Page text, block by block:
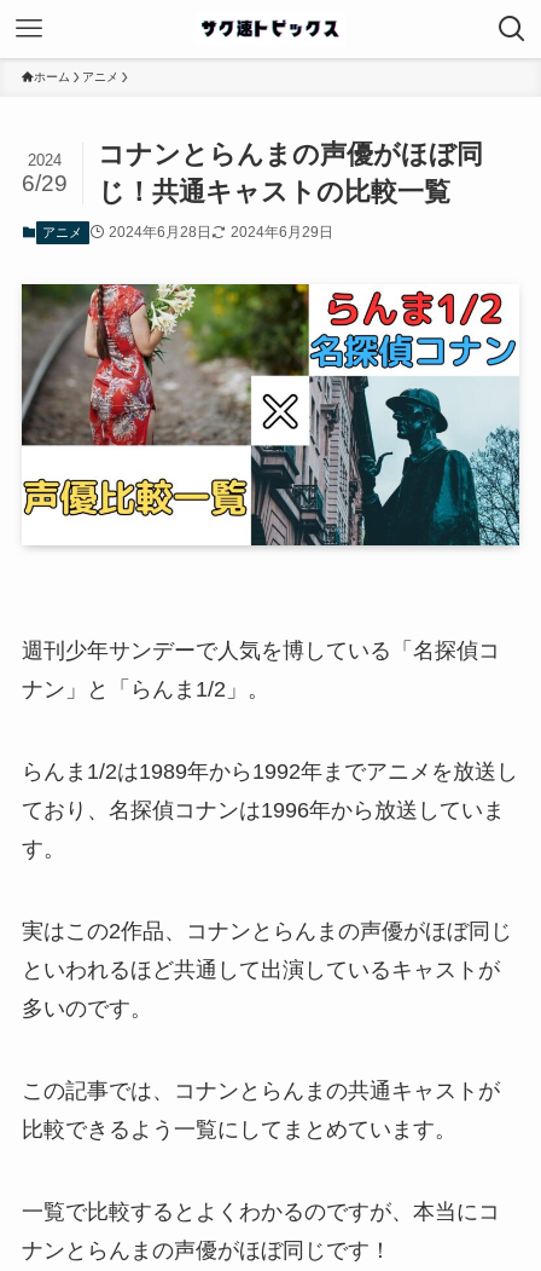
ホーム アニメ
コナンとらんまの声優がほぼ同
じ！共通キャストの比較一覧
2024
6/29
アニメ 2024年6月28日 2024年6月29日
週刊少年サンデーで人気を博している「名探偵コ
ナン」と「らんま1/2」。
らんま1/2は1989年から1992年までアニメを放送し
ており、名探偵コナンは1996年から放送していま
す。
実はこの2作品、コナンとらんまの声優がほぼ同じ
といわれるほど共通して出演しているキャストが
多いのです。
この記事では、コナンとらんまの共通キャストが
比較できるよう一覧にしてまとめています。
一覧で比較するとよくわかるのですが、本当にコ
ナンとらんまの声優がほぼ同じです！